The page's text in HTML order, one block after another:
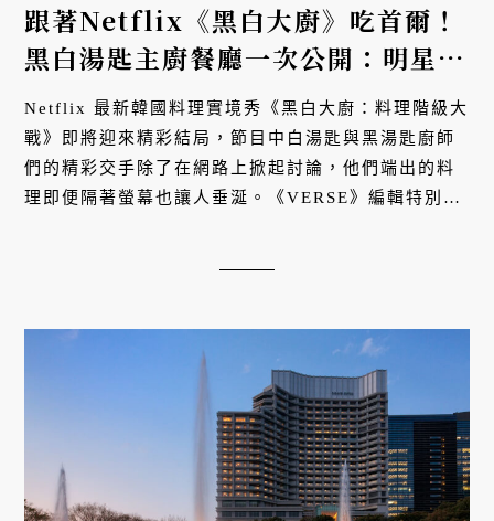
跟著Netflix《黑白大廚》吃首爾！
黑白湯匙主廚餐廳一次公開：明星主
廚崔鉉碩「三醬牛排」、「外送員廚
師」八寶獅子頭、呼聲極高「三星」
現代美式餐廳⋯⋯你最想吃哪一個？
Netflix 最新韓國料理實境秀《黑白大廚：料理階級大
戰》即將迎來精彩結局，節目中白湯匙與黑湯匙廚師
們的精彩交手除了在網路上掀起討論，他們端出的料
理即便隔著螢幕也讓人垂涎。《VERSE》編輯特別整